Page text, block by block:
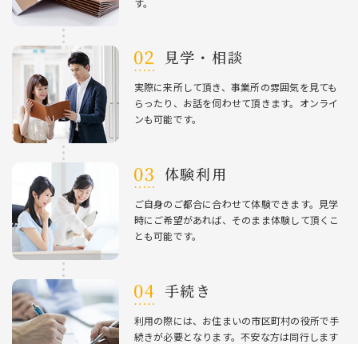
⾒学・相談
実際に来所して頂き、事業所の雰囲気を⾒ても
らったり、お話を伺わせて頂きます。オンライ
ンも可能です。
体験利⽤
ご⾃⾝のご都合に合わせて体験できます。⾒学
時にご希望があれば、そのまま体験して頂くこ
とも可能です。
⼿続き
利⽤の際には、お住まいの市区町村の役所で⼿
続きが必要となります。不安な⽅は同⾏します